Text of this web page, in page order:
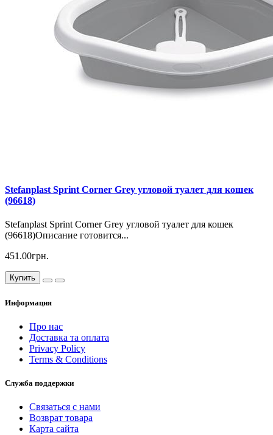
Stefanplast Sprint Corner Grey угловой туалет для кошек
(96618)
Stefanplast Sprint Corner Grey угловой туалет для кошек
(96618)Описание готовится...
451.00грн.
Купить
Информация
Про нас
Доставка та оплата
Privacy Policy
Terms & Conditions
Служба поддержки
Связаться с нами
Возврат товара
Карта сайта